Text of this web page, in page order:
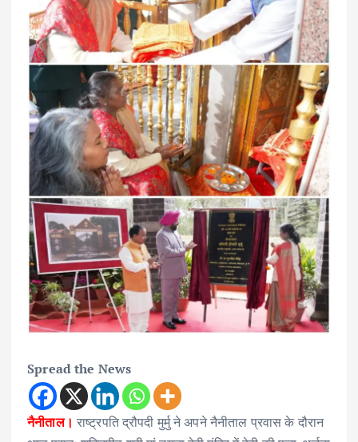
Spread the News
नैनीताल। राष्ट्रपति द्रौपदी मुर्मु ने अपने नैनीताल प्रवास के दौरान